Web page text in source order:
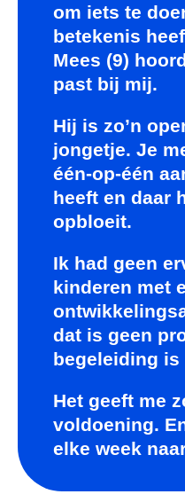
om iets te
betekenis
Mees (9)
past bij mij.
Hij is zo’n
jongetje. Je
één-op-één
heeft en daar
opbloeit.
Ik had geen
kinderen met
dat is geen
begeleiding is
Het geeft me
voldoening.
elke week